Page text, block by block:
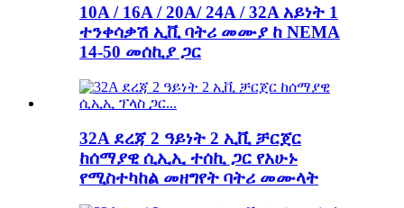
10A / 16A / 20A/ 24A / 32A አይነት 1
ተንቀሳቃሽ ኢቪ ባትሪ መሙያ ከ NEMA
14-50 መሰኪያ ጋር
32A ደረጃ 2 ዓይነት 2 ኢቪ ቻርጀር
ከሰማያዊ ሲኢኢ ተሰኪ ጋር የአሁኑ
የሚስተካከል መዘግየት ባትሪ መሙላት